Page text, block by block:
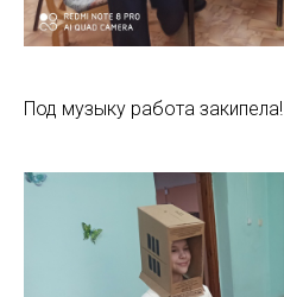
Под музыку работа закипела!